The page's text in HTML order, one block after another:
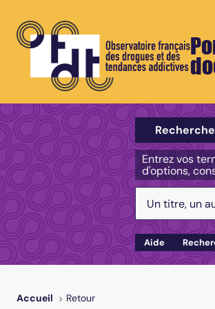
Sélectionner
Entrez vos
d'options,
Aide
Accueil Retour